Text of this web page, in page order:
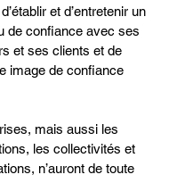
et d’entretenir un
de confiance avec ses
et ses clients et de
image de confiance
mais aussi les
les collectivités et
n’auront de toute